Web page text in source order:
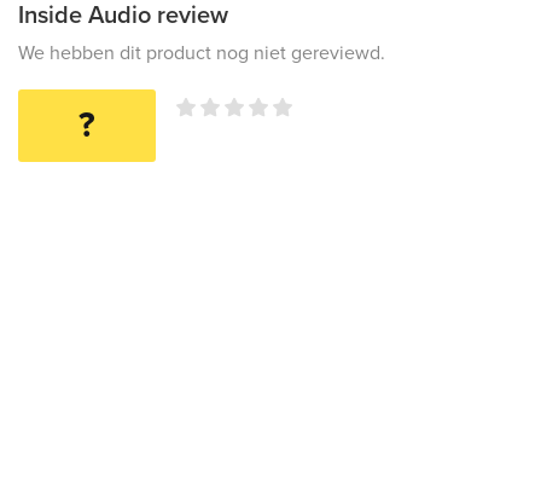
Inside Audio review
We hebben dit product nog niet gereviewd.
?